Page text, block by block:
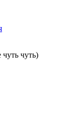
чуть)